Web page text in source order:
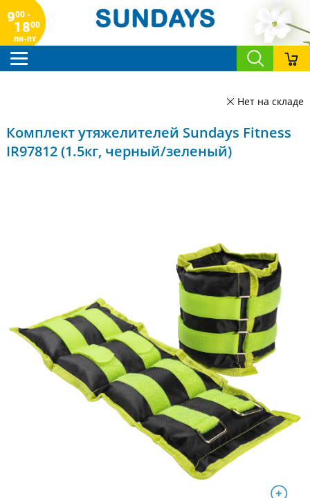
900 -
1800
пн-пт
Нет на складе
Комплект утяжелителей Sundays Fitness
IR97812 (1.5кг, черный/зеленый)